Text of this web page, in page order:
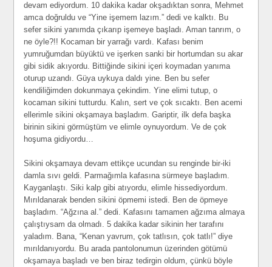
devam ediyordum. 10 dakika kadar okşadıktan sonra, Mehmet
amca doğruldu ve “Yine işemem lazım.” dedi ve kalktı. Bu
sefer sikini yanımda çıkarıp işemeye başladı. Aman tanrım, o
ne öyle?!! Kocaman bir yarrağı vardı. Kafası benim
yumruğumdan büyüktü ve işerken sanki bir hortumdan su akar
gibi sidik akıyordu. Bittiğinde sikini içeri koymadan yanıma
oturup uzandı. Güya uykuya daldı yine. Ben bu sefer
kendiliğimden dokunmaya çekindim. Yine elimi tutup, o
kocaman sikini tutturdu. Kalın, sert ve çok sıcaktı. Ben acemi
ellerimle sikini okşamaya başladım. Gariptir, ilk defa başka
birinin sikini görmüştüm ve elimle oynuyordum. Ve de çok
hoşuma gidiyordu…
Sikini okşamaya devam ettikçe ucundan su renginde bir-iki
damla sıvı geldi. Parmağımla kafasına sürmeye başladım.
Kayganlaştı. Siki kalp gibi atıyordu, elimle hissediyordum.
Mırıldanarak benden sikini öpmemi istedi. Ben de öpmeye
başladım. “Ağzına al.” dedi. Kafasını tamamen ağzıma almaya
çalıştıysam da olmadı. 5 dakika kadar sikinin her tarafını
yaladım. Bana, “Kenan yavrum, çok tatlısın, çok tatlı!” diye
mırıldanıyordu. Bu arada pantolonumun üzerinden götümü
okşamaya başladı ve ben biraz tedirgin oldum, çünkü böyle